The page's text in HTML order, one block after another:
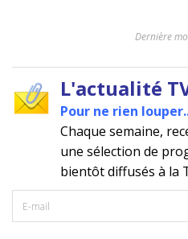
Dernière
L'actualité
Pour ne rien
Chaque semaine,
une sélection de
bientôt diffusés à la